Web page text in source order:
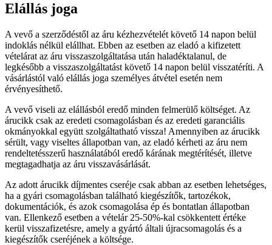
Elállás joga
A vevő a szerződéstől az áru kézhezvételét követő 14 napon belül
indoklás nélkül elállhat. Ebben az esetben az eladó a kifizetett
vételárat az áru visszaszolgáltatása után haladéktalanul, de
legkésőbb a visszaszolgáltatást követő 14 napon belül visszatéríti. A
vásárlástól való elállás joga személyes átvétel esetén nem
érvényesíthető.
A vevő viseli az elállásból eredő minden felmerülő költséget. Az
árucikk csak az eredeti csomagolásban és az eredeti garanciális
okmányokkal együtt szolgáltatható vissza! Amennyiben az árucikk
sérült, vagy viseltes állapotban van, az eladó kérheti az áru nem
rendeltetésszerű használatából eredő kárának megtérítését, illetve
megtagadhatja az áru visszavásárlását.
Az adott árucikk díjmentes cseréje csak abban az esetben lehetséges,
ha a gyári csomagolásban található kiegészítők, tartozékok,
dokumentációk, és azok csomagolása ép és bontatlan állapotban
van. Ellenkező esetben a vételár 25-50%-kal csökkentett értéke
kerül visszafizetésre, amely a gyártó általi újracsomagolás és a
kiegészítők cseréjének a költsége.